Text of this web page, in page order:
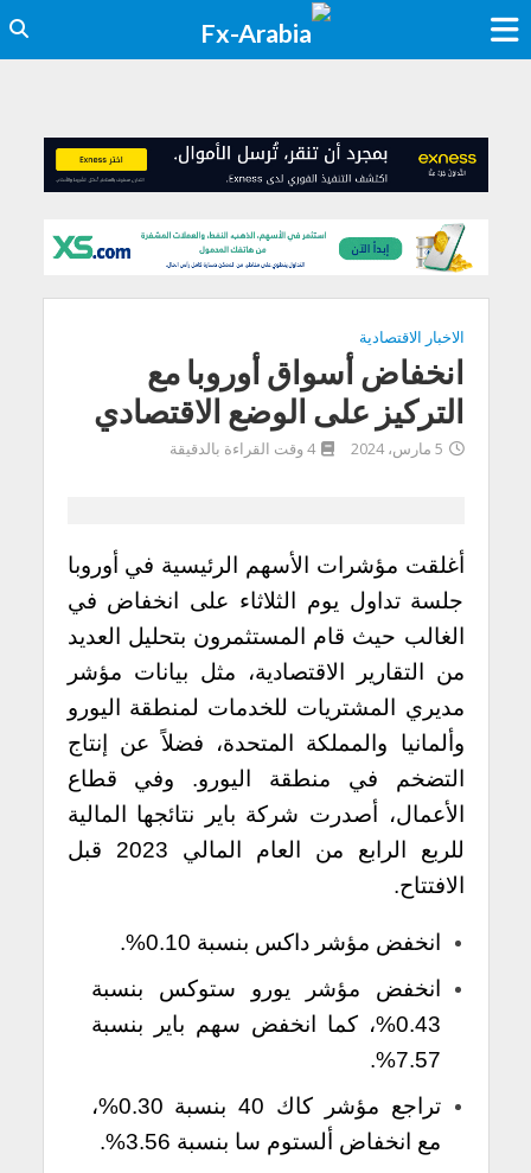
الاخبار الاقتصادية
انخفاض أسواق أوروبا مع
التركيز على الوضع الاقتصادي
5 مارس، 2024 4 وقت القراءة بالدقيقة
أغلقت مؤشرات الأسهم الرئيسية في أوروبا
جلسة تداول يوم الثلاثاء على انخفاض في
الغالب حيث قام المستثمرون بتحليل العديد
من التقارير الاقتصادية، مثل بيانات مؤشر
مديري المشتريات للخدمات لمنطقة اليورو
وألمانيا والمملكة المتحدة، فضلاً عن إنتاج
التضخم في منطقة اليورو. وفي قطاع
الأعمال، أصدرت شركة باير نتائجها المالية
للربع الرابع من العام المالي 2023 قبل
الافتتاح.
انخفض مؤشر داكس بنسبة 0.10%.
انخفض مؤشر يورو ستوكس بنسبة
0.43%، كما انخفض سهم باير بنسبة
7.57%.
تراجع مؤشر كاك 40 بنسبة 0.30%،
مع انخفاض ألستوم سا بنسبة 3.56%.